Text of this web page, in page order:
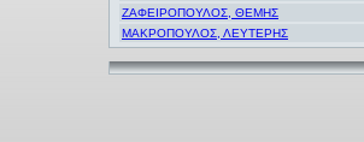
ΖΑΦΕΙΡΟΠΟΥΛΟΣ, ΘΕΜΗΣ
ΜΑΚΡΟΠΟΥΛΟΣ, ΛΕΥΤΕΡΗΣ